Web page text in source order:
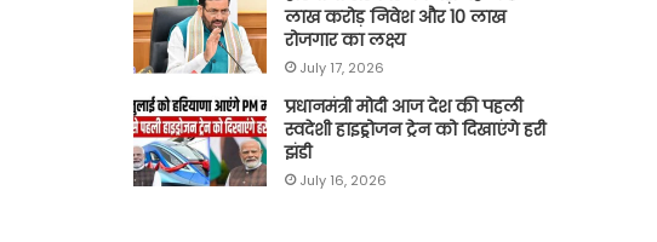
लाख करोड़ निवेश और 10 लाख
रोजगार का लक्ष्य
July 17, 2026
प्रधानमंत्री मोदी आज देश की पहली
स्वदेशी हाइड्रोजन ट्रेन को दिखाएंगे हरी
झंडी
July 16, 2026